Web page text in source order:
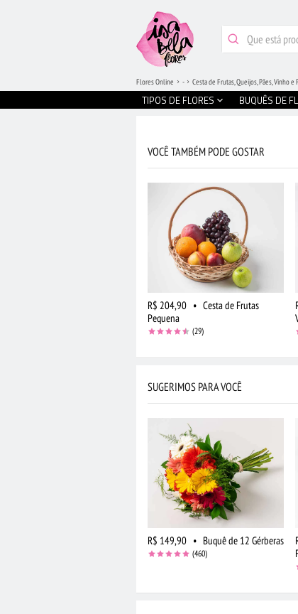
TIPOS DE FLORES BUQUÊS DE
Flores Online - Cesta de Frutas, Queijos, Pães, Vinho e
VOCÊ TAMBÉM PODE GOSTAR
R$ 204,90 • Cesta de Frutas
Pequena
(29)
SUGERIMOS PARA VOCÊ
R$ 149,90 • Buquê de 12 Gérberas
(460)